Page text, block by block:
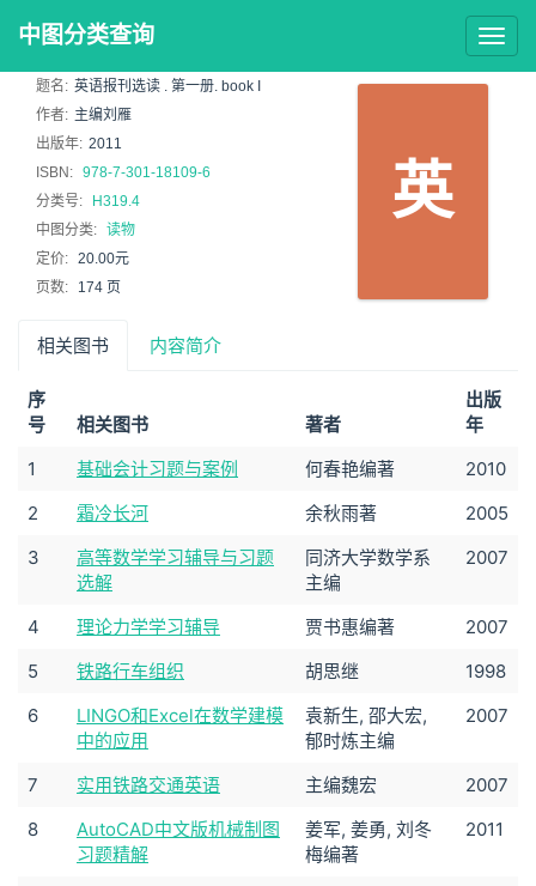
中图分类查询
英
题名: 英语报刊选读 . 第一册. book I
作者: 主编刘雁
出版年: 2011
ISBN: 978-7-301-18109-6
分类号:
H319.4
中图分类: 读物
定价: 20.00元
页数:
174 页
相关图书 内容简介
序
号
相关图书 著者
出版
年
1
基础会计习题与案例 何春艳编著
2010
2
霜冷长河 余秋雨著
2005
3
高等数学学习辅导与习题
选解
同济大学数学系
主编
2007
4 理论力学学习辅导 贾书惠编著
2007
5
铁路行车组织 胡思继
1998
6
LINGO和Excel在数学建模
中的应用
袁新生, 邵大宏,
郁时炼主编
2007
7 实用铁路交通英语 主编魏宏
2007
8
AutoCAD中文版机械制图
习题精解
姜军, 姜勇, 刘冬
梅编著
2011